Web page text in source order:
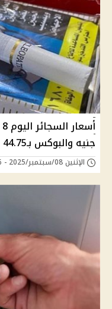
جنيه والبوكس بـ44.75 وسط استقرار بالسوق
الإثنين 08/سبتمبر/2025 - 12:56 ص